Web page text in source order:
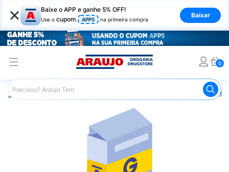
× Baixe o APP e ganhe 5% OFF!
Use o cupom APP5 na primeira compra
Baixar
0
Araujo Medicamentos